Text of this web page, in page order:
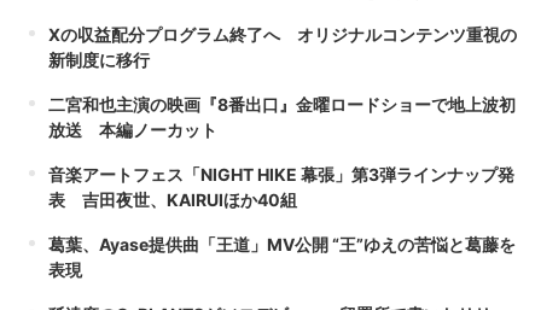
Xの収益配分プログラム終了へ オリジナルコンテンツ重視の
新制度に移行
二宮和也主演の映画『8番出口』金曜ロードショーで地上波初
放送 本編ノーカット
音楽アートフェス「NIGHT HIKE 幕張」第3弾ラインナップ発
表 吉田夜世、KAIRUIほか40組
葛葉、Ayase提供曲「王道」MV公開 “王”ゆえの苦悩と葛藤を
表現